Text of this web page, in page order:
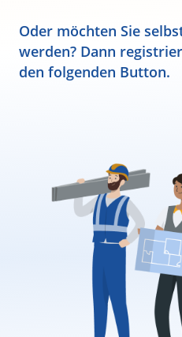
Oder möchten Sie
werden? Dann
den folgenden Button.